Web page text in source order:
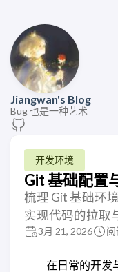
Jiangwan's Blog
Bug 也是一种艺术
开发环境
Git 基础配置
梳理 Git 基础环
实现代码的拉取
3月 21, 2026
在日常的开发